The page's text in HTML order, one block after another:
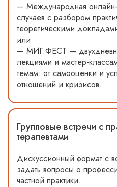
— Международная
случаев с разбором
теоретическими
или
— МИГ.ФЕСТ —
лекциями и мастер-
темам: от самооценки и
отношений и кризисов.
Групповые встречи с
терапевтами
Дискуссионный формат с
задать вопросы о
частной практики.